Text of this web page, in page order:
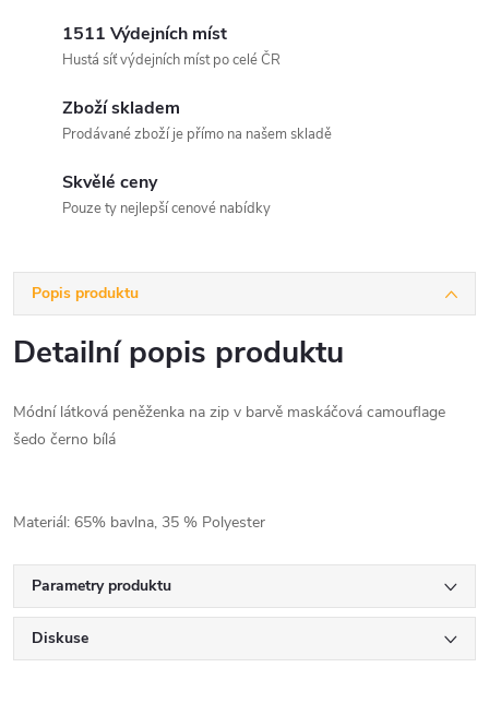
1511 Výdejních míst
Hustá síť výdejních míst po celé ČR
Zboží skladem
Prodávané zboží je přímo na našem skladě
Skvělé ceny
Pouze ty nejlepší cenové nabídky
Popis produktu
Detailní popis produktu
Módní látková peněženka na zip v barvě maskáčová camouflage
šedo černo bílá
Materiál: 65% bavlna, 35 % Polyester
Parametry produktu
Diskuse